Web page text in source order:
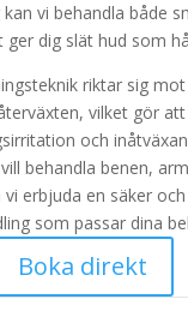
vi behandla både
ger dig slät hud som
riktar sig
vilket gör att
och
behandla benen,
vi erbjuda en säker
som passar dina
Boka direkt